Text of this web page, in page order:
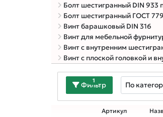
Болт шестигранный DIN 933
Болт шестигранный ГОСТ
Винт барашковый DIN 316
Винт для мебельной
Винт с внутренним
Винт с плоской головкой и
Фильтр
1 По
Артикул